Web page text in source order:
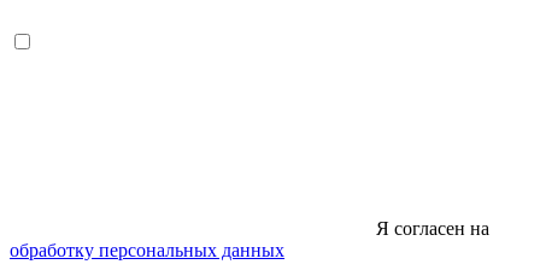
Я согласен на
обработку персональных данных